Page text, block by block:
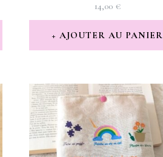
14,00 €
AJOUTER AU PANIER